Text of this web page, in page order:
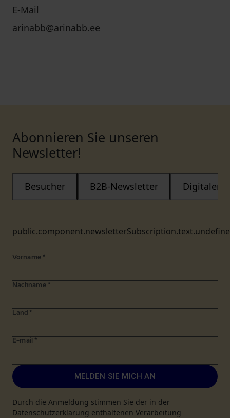
E-Mail
arinabb@arinabb.ee
Abonnieren Sie unseren
Newsletter!
Besucher B2B-Newsletter Digitaler
Vorname *
Nachname *
Land *
E-mail *
MELDEN SIE MICH AN
Durch die Anmeldung stimmen Sie der in der
Datenschutzerklärung enthaltenen Verarbeitung